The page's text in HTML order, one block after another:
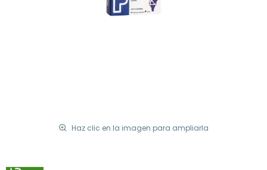
Haz clic en la imagen para ampliarla